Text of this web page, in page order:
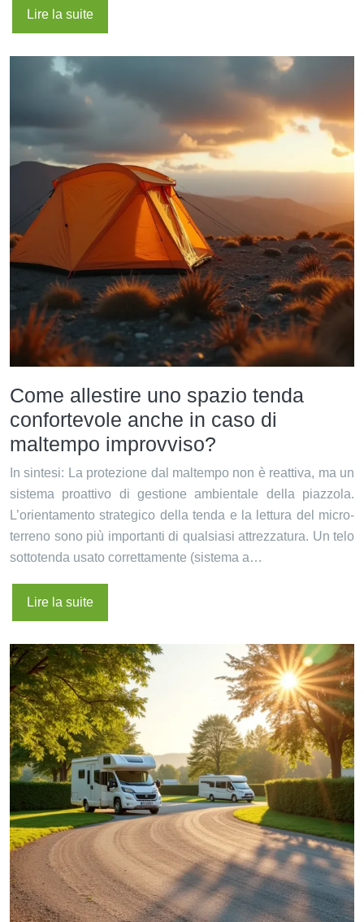
Lire la suite
Come allestire uno spazio tenda
confortevole anche in caso di
maltempo improvviso?
In sintesi: La protezione dal maltempo non è reattiva, ma un
sistema proattivo di gestione ambientale della piazzola.
L’orientamento strategico della tenda e la lettura del micro-
terreno sono più importanti di qualsiasi attrezzatura. Un telo
sottotenda usato correttamente (sistema a…
Lire la suite